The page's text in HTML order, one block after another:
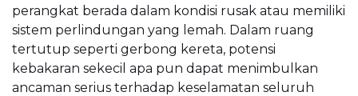
perangkat berada dalam kondisi rusak atau memiliki
sistem perlindungan yang lemah. Dalam ruang
tertutup seperti gerbong kereta, potensi
kebakaran sekecil apa pun dapat menimbulkan
ancaman serius terhadap keselamatan seluruh